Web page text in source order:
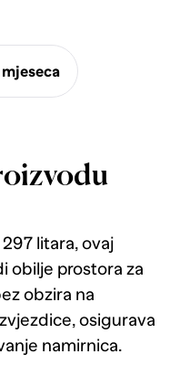
litara, ovaj
obilje prostora za
obzira na
osigurava
namirnica.